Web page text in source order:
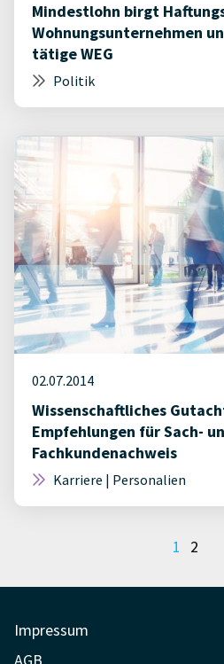
Mindestlohn birgt
Wohnungsunternehmen
tätige WEG
Politik
02.07.2014
Wissenschaftliches
Empfehlungen für Sach-
Fachkundenachweis
Karriere | Personalien
Seitennummerierung
1 2
Impressum